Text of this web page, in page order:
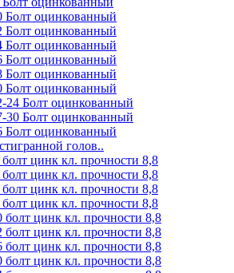
оцинкованный
оцинкованный
оцинкованный
оцинкованный
оцинкованный
оцинкованный
24 Болт оцинкованный
30 Болт оцинкованный
оцинкованный
голов..
цинк кл. прочности 8,8
цинк кл. прочности 8,8
цинк кл. прочности 8,8
цинк кл. прочности 8,8
цинк кл. прочности 8,8
цинк кл. прочности 8,8
цинк кл. прочности 8,8
цинк кл. прочности 8,8